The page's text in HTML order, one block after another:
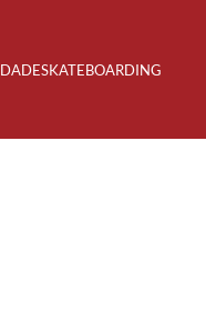
SKATEBOARDING